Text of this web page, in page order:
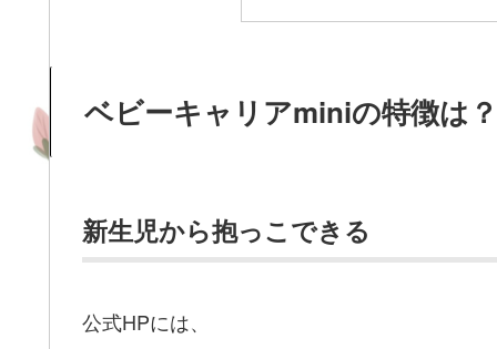
ベビーキャリアminiの特徴は？
新生児から抱っこできる
公式HPには、